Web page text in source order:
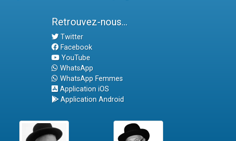
Retrouvez-nous...
Twitter
Facebook
YouTube
WhatsApp
WhatsApp Femmes
Application iOS
Application Android